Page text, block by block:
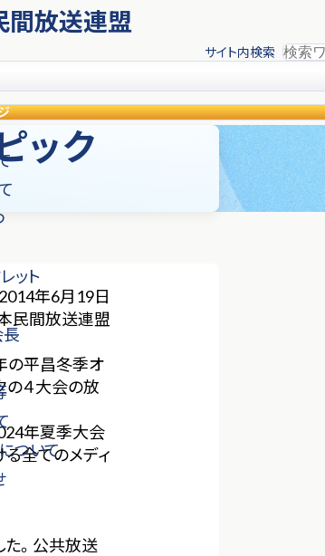
間放送連盟
サイト内検索
ット
長
ついて
ック
2014年6月19日
民間放送連盟
の平昌冬季オ
の４大会の放
年夏季大会
る全てのメディ
た。公共放送